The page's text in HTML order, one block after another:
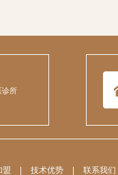
诊所
盟 | 技术优势 | 联系我们